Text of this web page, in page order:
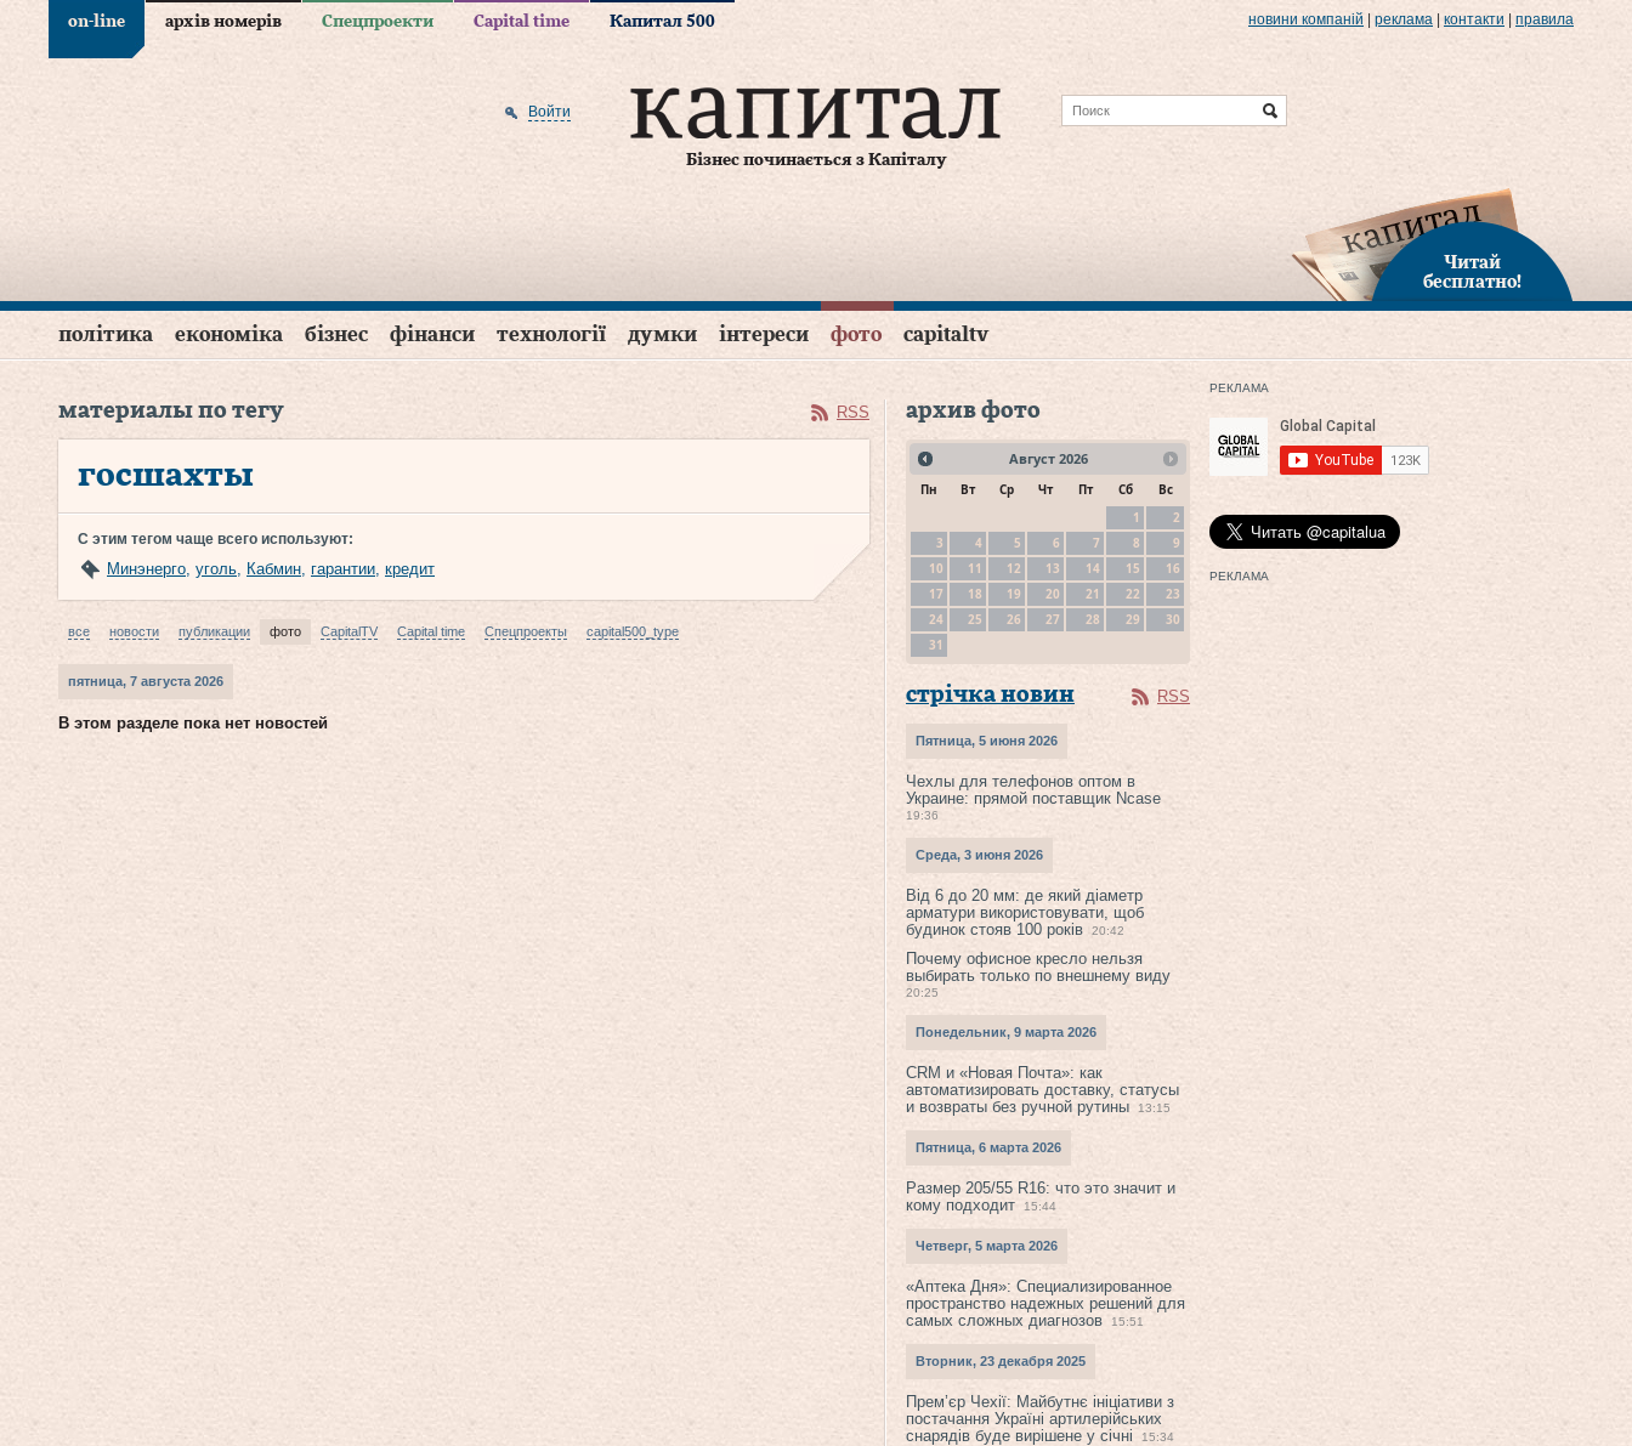
on-line архів номерів Спецпроекти Capital time Капитал 500 новини компаній реклама контакти правила
Бізнес починається з Капіталу
Войти
Читай
бесплатно!
політика економіка бізнес фінанси технології думки інтереси фото capitaltv
материалы по тегу RSS
госшахты
С этим тегом чаще всего используют:
Минэнерго, уголь, Кабмин, гарантии, кредит
все новости публикации фото CapitalTV Capital time Спецпроекты capital500_type
пятница, 7 августа 2026
В этом разделе пока нет новостей
архив фото
Август 2026
Пн Вт Ср Чт Пт Сб
Вс
1
2
3
4 5 6 7 8
9
10
11 12 13 14 15
16
17
18 19 20 21 22
23
24
25 26 27 28 29
30
31
стрічка новин RSS
Пятница, 5 июня 2026
Чехлы для телефонов оптом в
Украине: прямой поставщик Ncase
19:36
Среда, 3 июня 2026
Від 6 до 20 мм: де який діаметр
арматури використовувати, щоб
будинок стояв 100 років
20:42
Почему офисное кресло нельзя
выбирать только по внешнему виду
20:25
Понедельник, 9 марта 2026
CRM и «Новая Почта»: как
автоматизировать доставку, статусы
и возвраты без ручной рутины
13:15
Пятница, 6 марта 2026
Размер 205/55 R16: что это значит и
кому подходит
15:44
Четверг, 5 марта 2026
«Аптека Дня»: Специализированное
пространство надежных решений для
самых сложных диагнозов
15:51
Вторник, 23 декабря 2025
Прем’єр Чехії: Майбутнє ініціативи з
постачання Україні артилерійських
снарядів буде вирішене у січні
15:34
РЕКЛАМА
РЕКЛАМА